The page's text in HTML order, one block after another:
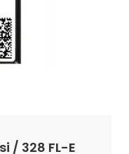
/ 328 FL-E